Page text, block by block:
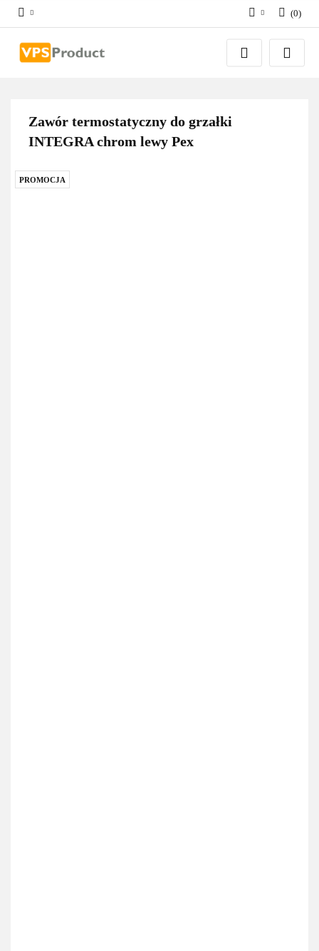
Zaloguj się
Zarejestruj się
(0)
Zawór termostatyczny do grzałki
INTEGRA chrom lewy Pex
PROMOCJA